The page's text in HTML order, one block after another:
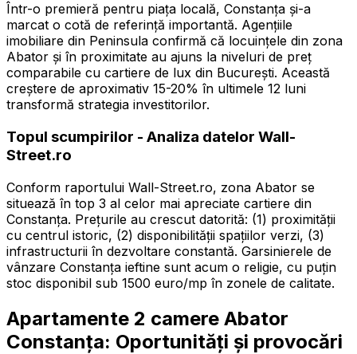
Într-o premieră pentru piața locală, Constanța și-a
marcat o cotă de referință importantă. Agențiile
imobiliare din Peninsula confirmă că locuințele din zona
Abator și în proximitate au ajuns la niveluri de preț
comparabile cu cartiere de lux din București. Această
creștere de aproximativ 15-20% în ultimele 12 luni
transformă strategia investitorilor.
Topul scumpirilor - Analiza datelor Wall-
Street.ro
Conform raportului Wall-Street.ro, zona Abator se
situează în top 3 al celor mai apreciate cartiere din
Constanța. Prețurile au crescut datorită: (1) proximității
cu centrul istoric, (2) disponibilității spațiilor verzi, (3)
infrastructurii în dezvoltare constantă. Garsinierele de
vânzare Constanța ieftine sunt acum o religie, cu puțin
stoc disponibil sub 1500 euro/mp în zonele de calitate.
Apartamente 2 camere Abator
Constanța: Oportunități și provocări